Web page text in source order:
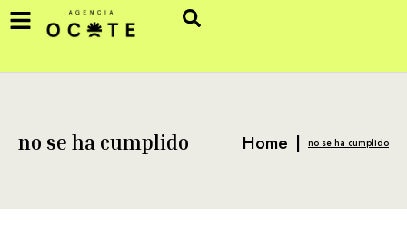
no se ha cumplido Home | no se ha cumplido